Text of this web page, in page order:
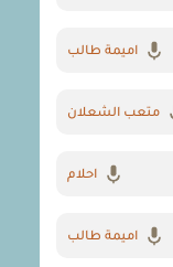
اميمة طالب
متعب الشعلان
احلام
اميمة طالب